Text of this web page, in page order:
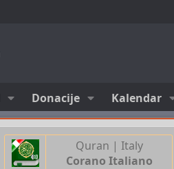
Donacije Kalendar
Quran | Italy
Corano Italiano